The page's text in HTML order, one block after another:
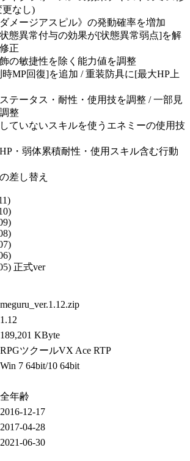
なし)
メージアスピル》の発動確率を増加
態異常付与の効果が[状態異常弱点]を解
正
の敏捷性を除く能力値を調整
MP回復]を追加 / 重装防具に[最大HP上
テータス・耐性・使用技を調整 / 一部見
整
ていないスキルを使うエネミーの使用技
・弱体累積耐性・使用スキル含む行動
差し替え
正式ver
meguru_ver.1.12.zip
1.12
189,201 KByte
RPGツクールVX Ace RTP
Win 7 64bit/10 64bit
全年齢
2016-12-17
2017-04-28
2021-06-30